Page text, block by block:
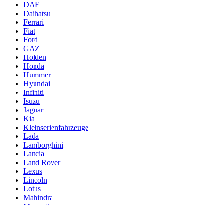
DAF
Daihatsu
Ferrari
Fiat
Ford
GAZ
Holden
Honda
Hummer
Hyundai
Infiniti
Isuzu
Jaguar
Kia
Kleinserienfahrzeuge
Lada
Lamborghini
Lancia
Land Rover
Lexus
Lincoln
Lotus
Mahindra